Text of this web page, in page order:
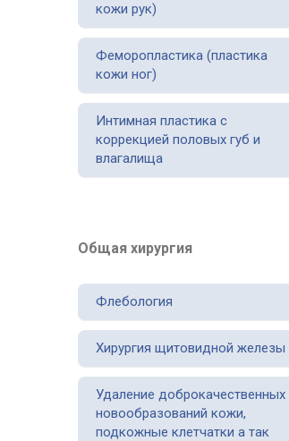
кожи рук)
Феморопластика (пластика
кожи ног)
Интимная пластика с
коррекцией половых губ и
влагалища
Общая хирургия
Флебология
Хирургия щитовидной железы
Удаление доброкачественных
новообразований кожи,
подкожные клетчатки а так